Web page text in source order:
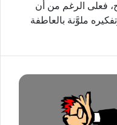
فعلى الرغم من أن
ملوَّنة بالعاطفة